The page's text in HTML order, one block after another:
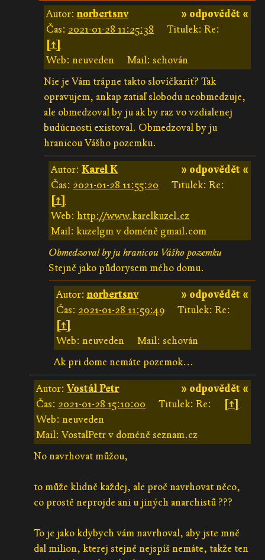
» odpovědět «
Autor:norbertsnv
Čas: 2021-01-28 11:25:38
Titulek: Re:
[↑]
Web: neuveden
Mail: schován
Nie je Vám trápne takto slovíčkariť? Tak
opravujem, ankap zatiaľ slobodu neobmedzuje,
ale obmedzoval by ju ak by raz vo vzdialenej
budúcnosti existoval. Obmedzoval by ju
hranicou Vášho pozemku.
» odpovědět «
Autor:Karel K
Čas: 2021-01-28 11:55:20
Titulek: Re:
[↑]
Web:http://www.karelkuzel.cz
Mail: kuzelgm v doméně gmail.com
Obmedzoval by ju hranicou Vášho pozemku
Stejně jako půdorysem mého domu.
» odpovědět «
Autor:norbertsnv
Čas: 2021-01-28 11:59:49
Titulek: Re:
[↑]
Web: neuveden
Mail: schován
Ak pri dome nemáte pozemok...
» odpovědět «
Autor:Vostál Petr
Čas: 2021-01-28 15:10:00 Titulek: Re:
[↑]
Web: neuveden
Mail: VostalPetr v doméně seznam.cz
No navrhovat můžou,
to může klidně každej, ale proč navrhovat něco,
co prostě neprojde ani u jiných anarchistů ???
To je jako kdybych vám navrhoval, aby jste mně
dal milion, kterej stejně nejspíš nemáte, takže ten